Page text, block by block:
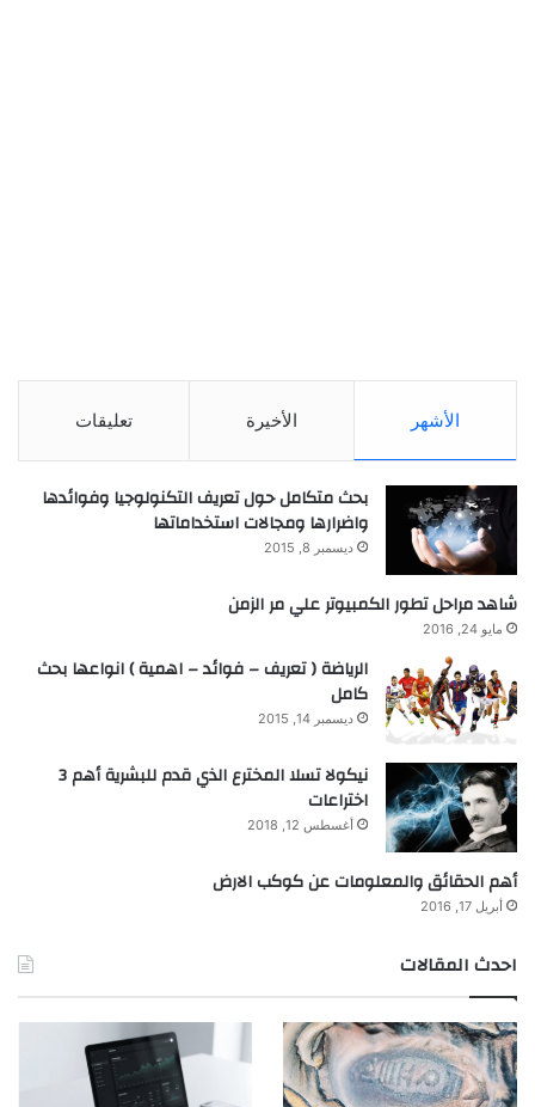
الأشهر الأخيرة تعليقات
بحث متكامل حول تعريف التكنولوجيا وفوائدها
واضرارها ومجالات استخداماتها
ديسمبر 8, 2015
شاهد مراحل تطور الكمبيوتر علي مر الزمن
مايو 24, 2016
الرياضة ( تعريف – فوائد – اهمية ) انواعها بحث
كامل
ديسمبر 14, 2015
نيكولا تسلا المخترع الذي قدم للبشرية أهم 3
اختراعات
أغسطس 12, 2018
أهم الحقائق والمعلومات عن كوكب الارض
أبريل 17, 2016
احدث المقالات